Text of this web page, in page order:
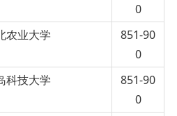
0
农业大学
851-90
0
科技大学
851-90
0